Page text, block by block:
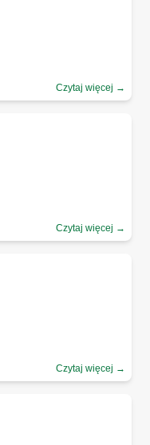
Czytaj więcej →
Czytaj więcej →
Czytaj więcej →